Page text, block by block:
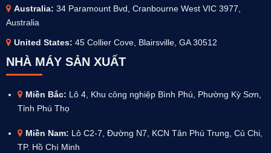
Australia: 34 Paramount Bvd, Cranbourne West VIC 3977,
Australia
United States: 45 Collier Cove, Blairsville, GA 30512
NHÀ MÁY SẢN XUẤT
Miền Bắc: Lô 4, Khu công nghiệp Bình Phú, Phường Kỳ Sơn,
Tỉnh Phú Thọ
Miền Nam: Lô C2-7, Đường N7, KCN Tân Phú Trung, Củ Chi,
TP. Hồ Chí Minh